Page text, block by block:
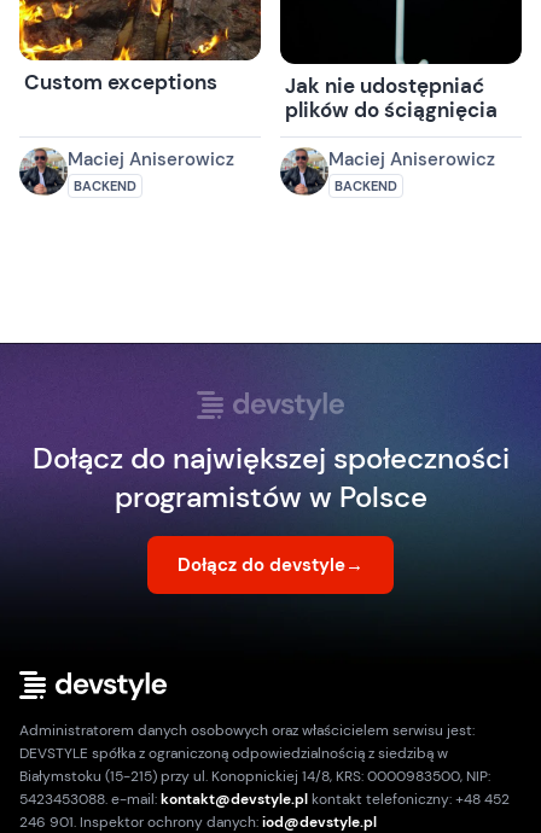
Custom exceptions
Maciej Aniserowicz
BACKEND
Jak nie udostępniać
plików do ściągnięcia
Maciej Aniserowicz
BACKEND
Dołącz do największej społeczności
programistów w Polsce
Dołącz do devstyle→
Administratorem danych osobowych oraz właścicielem serwisu jest:
DEVSTYLE spółka z ograniczoną odpowiedzialnością z siedzibą w
Białymstoku (15-215) przy ul. Konopnickiej 14/8, KRS: 0000983500, NIP:
5423453088. e-mail:kontakt@devstyle.plkontakt telefoniczny: +48 452
246 901. Inspektor ochrony danych:iod@devstyle.pl